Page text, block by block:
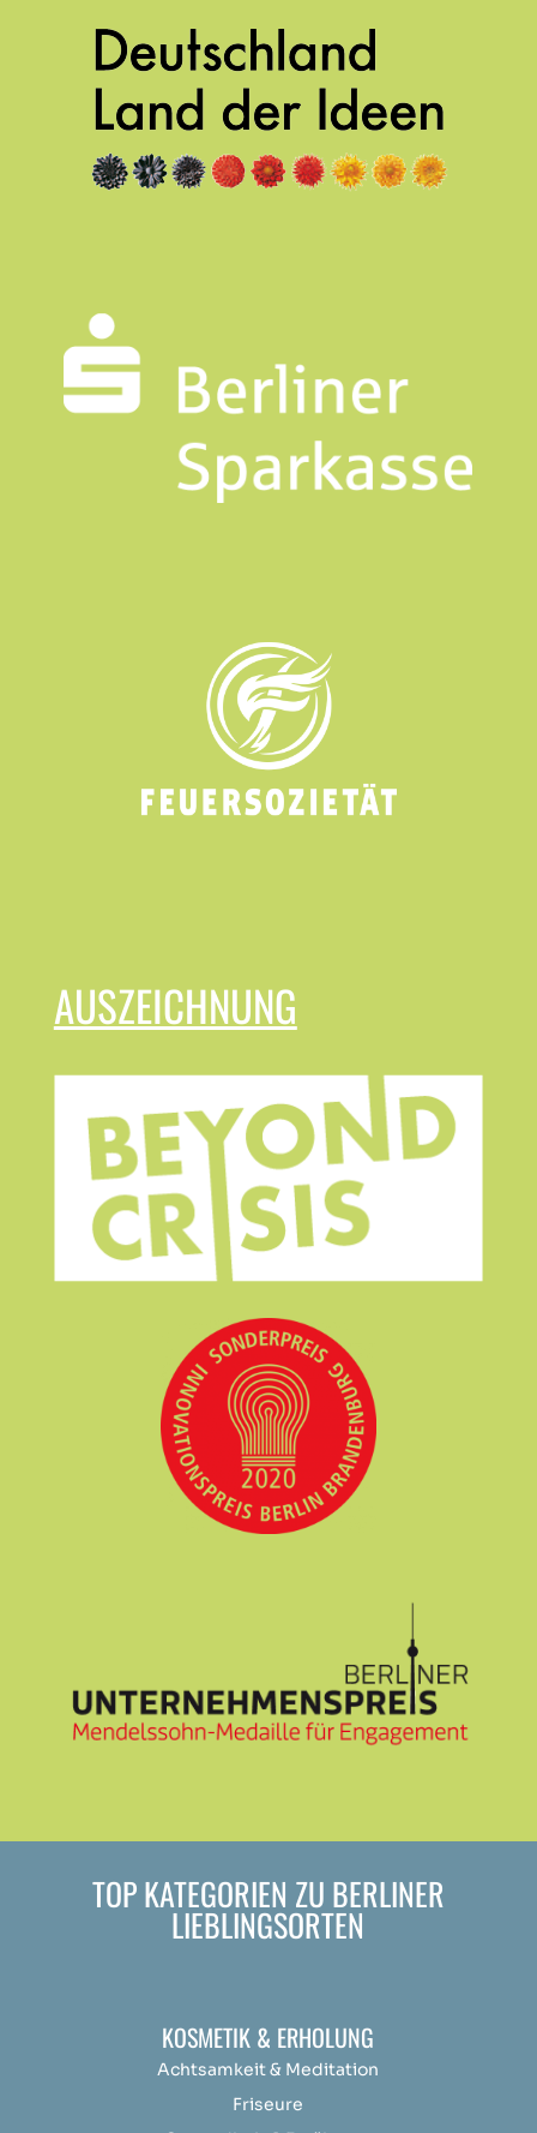
AUSZEICHNUNG
TOP KATEGORIEN ZU BERLINER
LIEBLINGSORTEN
KOSMETIK & ERHOLUNG
Achtsamkeit & Meditation
Friseure